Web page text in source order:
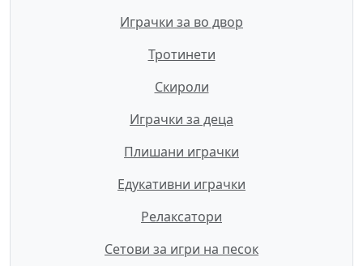
Играчки за во двор
Тротинети
Скироли
Играчки за деца
Плишани играчки
Едукативни играчки
Релаксатори
Сетови за игри на песок